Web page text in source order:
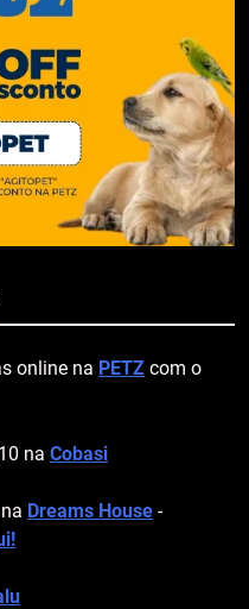
online na PETZ com o
na Cobasi
Dreams House -